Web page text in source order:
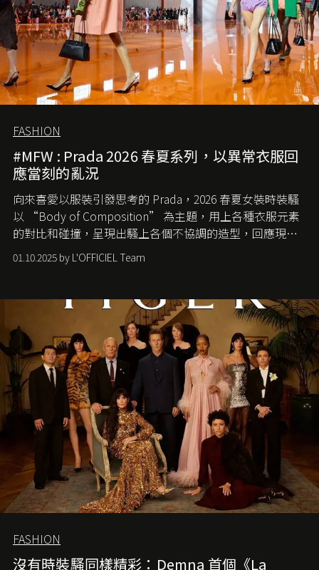
FASHION
#MFW : Prada 2026 春夏系列，以異常衣服回
應當刻的亂況
向來喜愛以服裝引發思考的 Prada，2026 春夏女裝時裝騷
以 “Body of Composition” 為主題，用上各種衣服元素
的對比和碰撞，呈現出騷上各個不協調的造型，回應現今
社會各種資訊、文化超載的現象。
01.10.2025 by L'OFFICIEL Team
FASHION
沒有時裝騷同樣精彩：Demna 首個《La